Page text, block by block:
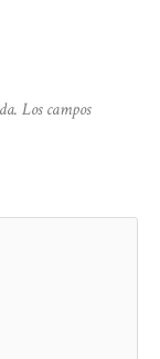
Los campos